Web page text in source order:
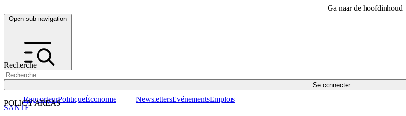
Ga naar de hoofdinhoud
Open sub navigation
Recherche
Se connecter
POLICY AREAS
RapporteurPolitiqueÉconomie NewslettersEvénementsEmplois
SANTÉ